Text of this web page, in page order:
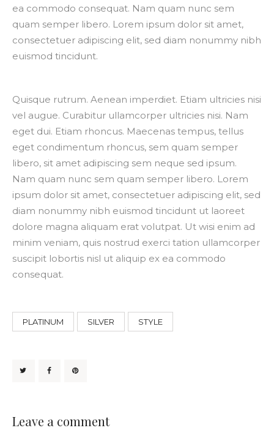
ea commodo consequat. Nam quam nunc sem
quam semper libero. Lorem ipsum dolor sit amet,
consectetuer adipiscing elit, sed diam nonummy nibh
euismod tincidunt.
Quisque rutrum. Aenean imperdiet. Etiam ultricies nisi
vel augue. Curabitur ullamcorper ultricies nisi. Nam
eget dui. Etiam rhoncus. Maecenas tempus, tellus
eget condimentum rhoncus, sem quam semper
libero, sit amet adipiscing sem neque sed ipsum.
Nam quam nunc sem quam semper libero. Lorem
ipsum dolor sit amet, consectetuer adipiscing elit, sed
diam nonummy nibh euismod tincidunt ut laoreet
dolore magna aliquam erat volutpat. Ut wisi enim ad
minim veniam, quis nostrud exerci tation ullamcorper
suscipit lobortis nisl ut aliquip ex ea commodo
consequat.
PLATINUM SILVER STYLE
Leave a comment